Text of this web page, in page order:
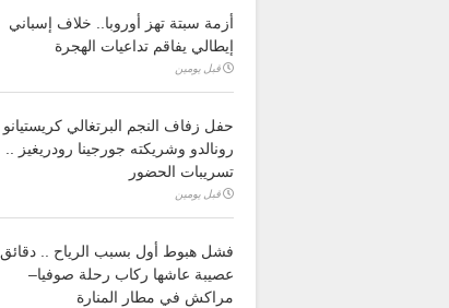
أزمة سبتة تهز أوروبا.. خلاف إسباني
إيطالي يفاقم تداعيات الهجرة
قبل يومين
حفل زفاف النجم البرتغالي كريستيانو
رونالدو وشريكته جورجينا رودريغيز ..
تسريبات الحضور
قبل يومين
فشل هبوط أول بسبب الرياح .. دقائق
عصيبة عاشها ركاب رحلة صوفيا–
مراكش في مطار المنارة